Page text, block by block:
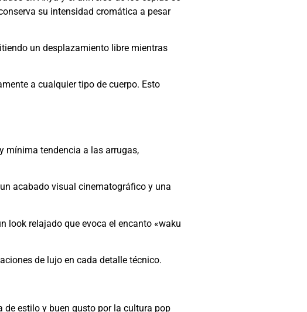
su intensidad cromática a pesar
un desplazamiento libre mientras
a cualquier tipo de cuerpo. Esto
mínima tendencia a las arrugas,
acabado visual cinematográfico y una
look relajado que evoca el encanto «waku
de lujo en cada detalle técnico.
estilo y buen gusto por la cultura pop